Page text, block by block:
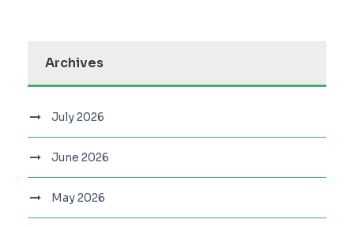
Archives
July 2026
June 2026
May 2026